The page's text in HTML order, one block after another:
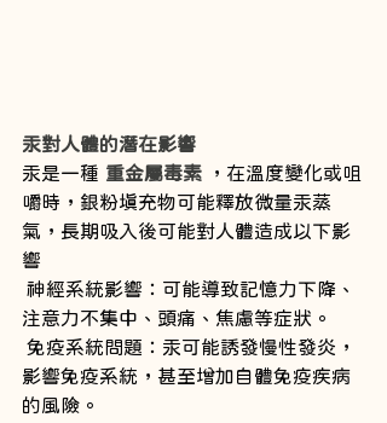
汞對人體的潛在影響
汞是一種 重金屬毒素 ，在溫度變化或咀
嚼時，銀粉填充物可能釋放微量汞蒸
氣，長期吸入後可能對人體造成以下影
響
神經系統影響：可能導致記憶力下降、
注意力不集中、頭痛、焦慮等症狀。
免疫系統問題：汞可能誘發慢性發炎，
影響免疫系統，甚至增加自體免疫疾病
的風險。